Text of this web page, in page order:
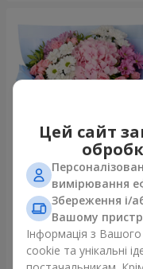
Романтичний букет
"Небеса"
1 999 грн
Замовити
Цей сайт
вимірювання
Збереження і/
Вашому
Інформація з
cookie та унікальні